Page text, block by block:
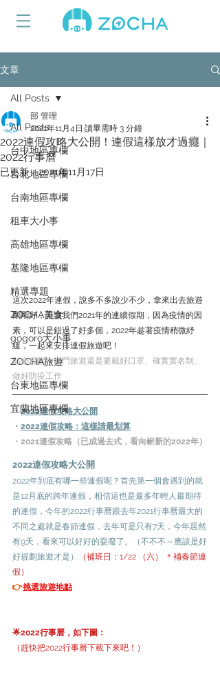
文章
All Posts
台中地區專欄
台北地區專欄
台南地區專欄
租車大小事
高雄地區專欄
基隆地區專欄
精選專題
ZOCHA美食
gogoro大小事
ZOCHA旅遊
台東地區專欄
宜蘭地區專欄
All Posts
2022連假攻略大公開！連假這樣放才過癮｜
2022行事曆
部 管理
2021年11月4日 讀畢需時 3 分鐘
已更新：2021年11月17日
這次2022年連假，說多不多說少不少，拿來出去旅遊
剛剛好，誰讓我們2021年的連續假期，因為疫情的因
素，可以是錯過了好多個，2022年趁著疫情稍微紓
緩，一起來安排連假旅遊吧！
貼心提醒：出門旅遊還是要戴好口罩、確實實名制、
做好防疫工作
・2022連假攻略大公開
・ 2022連假攻略：這樣請最划算
・2021連假攻略（已成過去式，看向嶄新的2022年）
2022連假攻略大公開
2022年到底有哪一些連假呢？首先第一個會遇到的就
是12月底的跨年連假，相信這也是最多年輕人最期待
的連假，今年的2022行事曆跟去年2021行事曆最大的
不同之處就是春節連假，去年可是只有7天，今年居然
有9天，看來可以好好的耍廢了。（不不不～應該是好
好規劃旅遊才是）
（補班日：1/22 （六） ＊補春節連
假）
👉挑選旅遊地點
🌟2022行事曆，如下圖：
（趕快把2022行事曆下載下來吧！）